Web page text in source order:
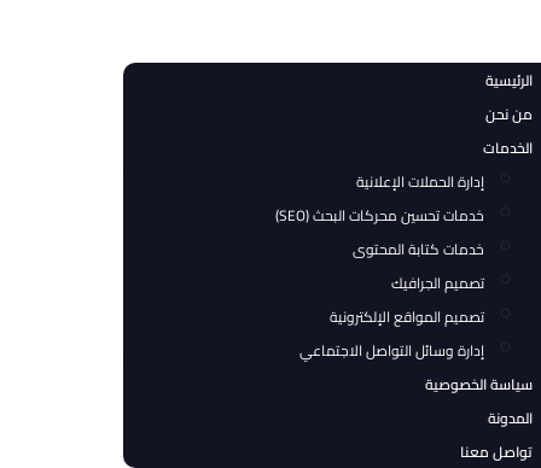
إدارة الحملات الإعلانية
خدمات تحسين محركات البحث (SEO)
خدمات كتابة المحتوى
تصميم الجرافيك
تصميم المواقع الإلكترونية
إدارة وسائل التواصل الاجتماعي
الخصوصية
معنا